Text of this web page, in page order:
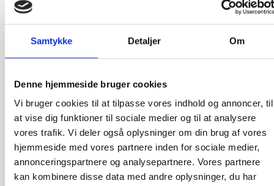
Samtykke Detaljer Om
Denne hjemmeside bruger cookies
Vi bruger cookies til at tilpasse vores indhold og annoncer, til
at vise dig funktioner til sociale medier og til at analysere
vores trafik. Vi deler også oplysninger om din brug af vores
hjemmeside med vores partnere inden for sociale medier,
annonceringspartnere og analysepartnere. Vores partnere
kan kombinere disse data med andre oplysninger, du har
for at skræddersy vores produkter præcis efter dine ønsker.
Uanset om det er en ekstra ø, du ønsker, en ekstra by
Vores designere står klar til at høre, hvad du ønsker, og
vores snedkere står klar til at lave det efter dine tanker. Vi
har stor erfaring med at producere speciallavede produkter,
så har du en sjov idé, som du gerne vil have gjort til
virkelighed, er du kommet til det rette sted. Der er ikke
meget, som ikke er muligt, og det er kun fantasien, der